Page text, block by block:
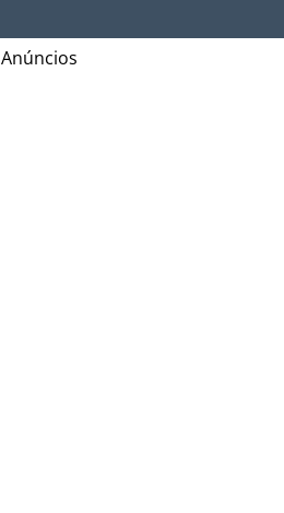
Anúncios